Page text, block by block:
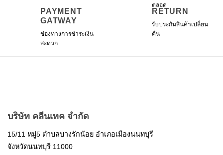
ตลอด
PAYMENT
GATWAY
ช่องทางการชำระเงิน
สะดวก
RETURN
รับประกันสินค้าเปลี่ยน
คืน
บริษัท คลีนเทค จำกัด
15/11 หมู่5 ตำบลบางรักน้อย อำเภอเมืองนนทบุรี
จังหวัดนนทบุรี 11000